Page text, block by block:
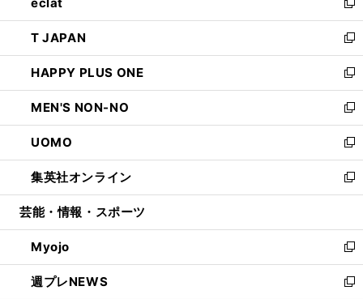
で
開
く
ド
ウ
で
開
く
ィ
ン
ド
ウ
で
開
く
い
ウ
ィ
ン
ド
ウ
で
開
く
新
し
い
ウ
ィ
ン
ド
ウ
で
開
く
T JAPAN
新
し
い
ウ
ィ
ン
ド
ウ
で
開
HAPPY PLUS ONE
新
し
い
ウ
ィ
ン
ド
ウ
開
く
MEN'S NON-NO
新
し
い
ウ
ィ
ン
ウ
で
開
く
UOMO
新
し
い
ウ
ン
ド
ウ
で
集英社オンライン
新
し
ウ
ィ
ン
ド
芸能・情報・スポーツ
Myojo
新
し
い
週プレNEWS
新